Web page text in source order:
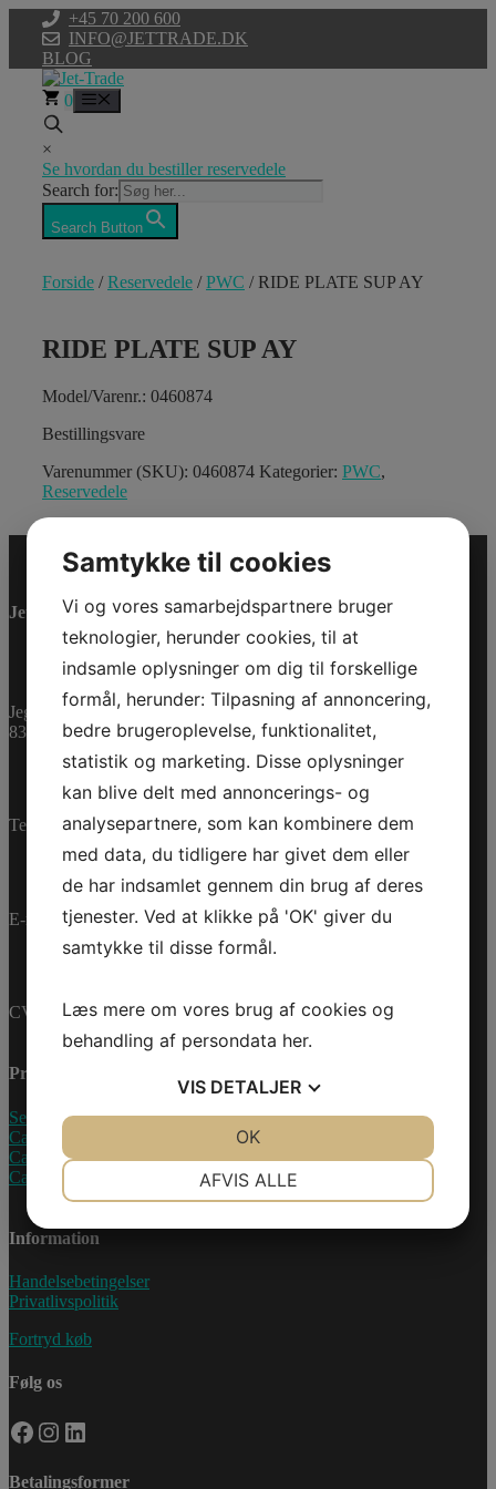
indhold
+45 70 200 600
INFO@JETTRADE.DK
BLOG
0
×
Se hvordan du bestiller reservedele
Search for:
Search Button
Forside /Reservedele /PWC / RIDE PLATE SUP AY
RIDE PLATE SUP AY
Model/Varenr.: 0460874
Bestillingsvare
Varenummer (SKU): 0460874 Kategorier: PWC,
Reservedele
Jet-Trade Powersport
Jegstrupvej 280
8361 Hasselager
Telefon:+45 70 200 600
E-mail:info@jettrade.dk
CVR-nummer: 27233678
Produkter
Sea-Doo Vandscooter
Can-Am ATV
Can-Am UTV
Can-Am Roadster
Information
Handelsebetingelser
Privatlivspolitik
Fortryd køb
Følg os
Facebook
Instagram
LinkedIn
Betalingsformer
Samtykke til cookies
Vi og vores samarbejdspartnere bruger
teknologier, herunder cookies, til at
indsamle oplysninger om dig til forskellige
formål, herunder: Tilpasning af annoncering,
bedre brugeroplevelse, funktionalitet,
statistik og marketing. Disse oplysninger
kan blive delt med annoncerings- og
analysepartnere, som kan kombinere dem
med data, du tidligere har givet dem eller
de har indsamlet gennem din brug af deres
tjenester. Ved at klikke på 'OK' giver du
samtykke til disse formål.
Læs mere om vores brug af cookies og
behandling af persondata her.
VIS DETALJER
AFVIS ALLE
OK